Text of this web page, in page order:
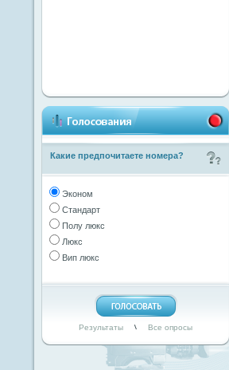
Какие предпочитаете номера?
Эконом
Стандарт
Полу люкс
Люкс
Вип люкс
Результаты Все опросы